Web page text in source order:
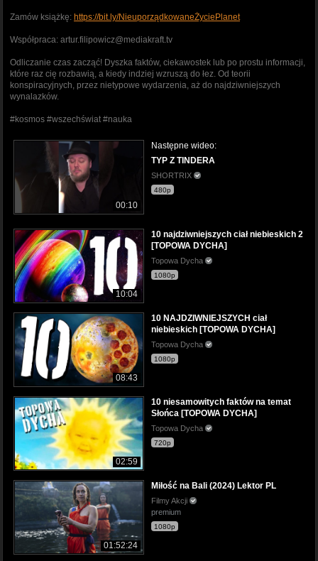
Zamów książkę: https://bit.ly/NieuporządkowaneŻyciePlanet
Współpraca: artur.filipowicz@mediakraft.tv
Odliczanie czas zacząć! Dyszka faktów, ciekawostek lub po prostu informacji,
które raz cię rozbawią, a kiedy indziej wzruszą do łez. Od teorii
konspiracyjnych, przez nietypowe wydarzenia, aż do najdziwniejszych
wynalazków.
#kosmos #wszechświat #nauka
00:10
Następne wideo:
TYP Z TINDERA
SHORTRIX
480p
10:04
10 najdziwniejszych ciał niebieskich 2
[TOPOWA DYCHA]
Topowa Dycha
1080p
08:43
10 NAJDZIWNIEJSZYCH ciał
niebieskich [TOPOWA DYCHA]
Topowa Dycha
1080p
02:59
10 niesamowitych faktów na temat
Słońca [TOPOWA DYCHA]
Topowa Dycha
720p
01:52:24
Miłość na Bali (2024) Lektor PL
Filmy Akcji
premium
1080p